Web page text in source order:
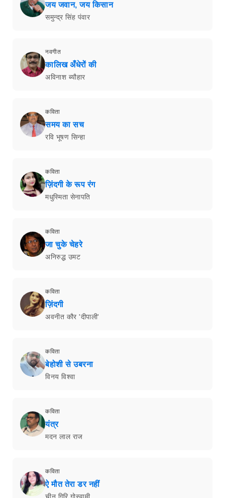
जय जवान, जय किसान
समुन्द्र सिंह पंवार
नवगीत
कालिख अँधेरों की
अविनाश ब्यौहार
कविता
समय का सच
रवि भूषण सिन्हा
कविता
ज़िंदगी के रूप रंग
मधुस्मिता सेनापति
कविता
जा चुके चेहरे
अनिरुद्ध उमट
कविता
ज़िंदगी
अवनीत कौर 'दीपाली'
कविता
बेहोशी से उबरना
विनय विश्वा
कविता
यंत्र
मदन लाल राज
कविता
ऐ मौत तेरा डर नहीं